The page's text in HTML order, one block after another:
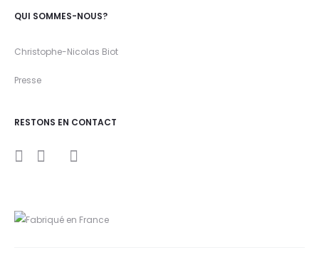
QUI SOMMES-NOUS?
Christophe-Nicolas Biot
Presse
RESTONS EN CONTACT
a
u
b